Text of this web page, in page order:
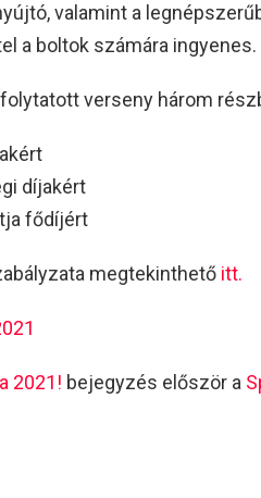
valamint a
a boltok számára ingyenes.
verseny három
díjakért
fődíjért
megtekinthető itt.
2021! bejegyzés először a